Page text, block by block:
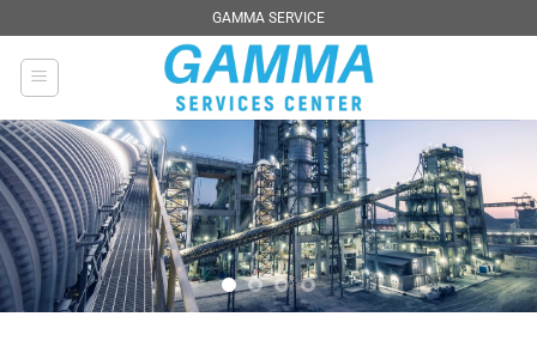
dung
GAMMA SERVICE